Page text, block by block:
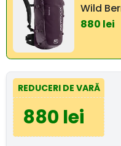
Wild
880 lei
REDUCERI DE VARĂ
880 lei